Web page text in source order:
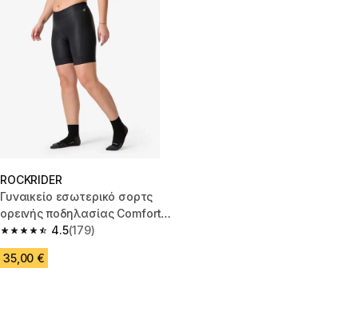
ROCKRIDER
Γυναικείο εσωτερικό σορτς
ορεινής ποδηλασίας Comfort
900 - Μαύρο
4.5
4.5 out of 5 stars from 179 reviews
(179)
35,00 €